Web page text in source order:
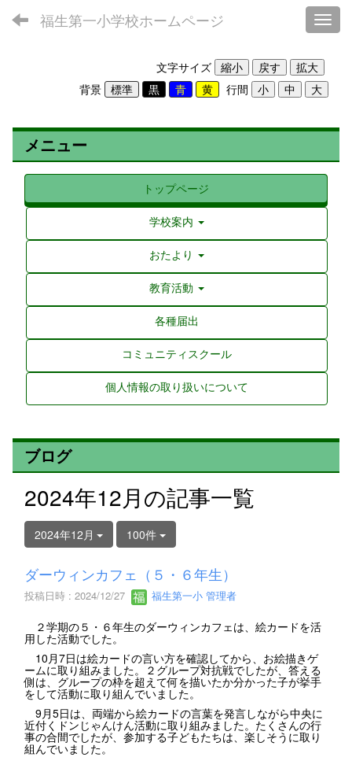
福生第一小学校ホームページ
文字サイズ
背景
行間
メニュー
トップページ
学校案内
おたより
教育活動
各種届出
コミュニティスクール
個人情報の取り扱いについて
ブログ
2024年12月の記事一覧
2024年12月 100件
ダーウィンカフェ（５・６年生）
投稿日時 : 2024/12/27 福生第一小 管理者
２学期の５・６年生のダーウィンカフェは、絵カードを活
用した活動でした。
10月7日は絵カードの言い方を確認してから、お絵描きゲ
ームに取り組みました。２グループ対抗戦でしたが、答える
側は、グループの枠を超えて何を描いたか分かった子が挙手
をして活動に取り組んでいました。
9月5日は、両端から絵カードの言葉を発言しながら中央に
近付くドンじゃんけん活動に取り組みました。たくさんの行
事の合間でしたが、参加する子どもたちは、楽しそうに取り
組んでいました。